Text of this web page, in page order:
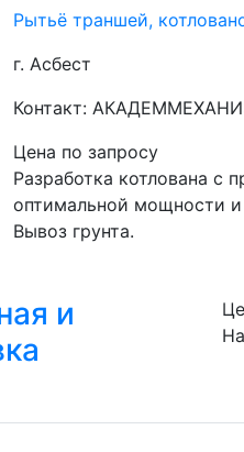
Рытьё траншей,
г. Асбест
Контакт:
Цена по запросу
Разработка котлована с
оптимальной мощности
Вывоз грунта.
и